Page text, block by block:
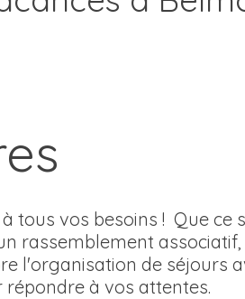
tous vos besoins ! Que ce
rassemblement
l'organisation de séjours
à vos attentes.